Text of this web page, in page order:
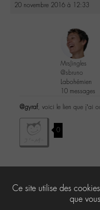
20 novembre 2016 à 12:33
MrsJingles
@sbruno
Labohémien
10 messages
@gyraf , voici le lien que j’ai
0
Le forum ‘Le Labo’ est fermé à
Ce site utilise des
que